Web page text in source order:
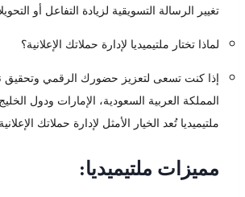
تغيير الرسالة التسويقية لزيادة التفاعل أو
لماذا تختار ملتيميديا لإدارة حملاتك الإعلانية؟
إذا كنت تسعى لتعزيز حضورك الرقمي وتحقيق
المملكة العربية السعودية، الإمارات ودول
ملتيميديا تُعد الخيار الأمثل لإدارة حملاتك
مميزات ملتيميديا: